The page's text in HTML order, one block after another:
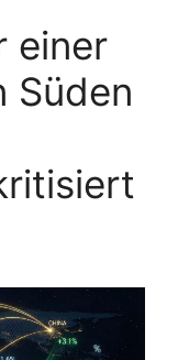
einer
Süden